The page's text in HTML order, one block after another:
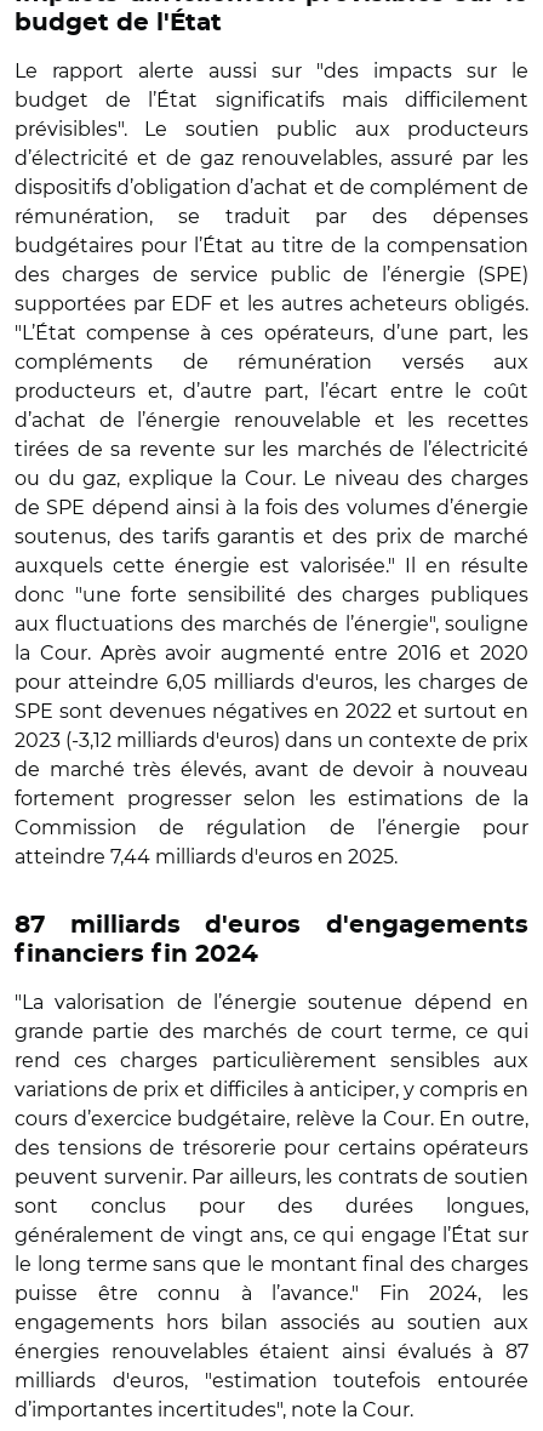
budget de l'État
Le rapport alerte aussi sur "des impacts sur le
budget de l’État significatifs mais difficilement
prévisibles". Le soutien public aux producteurs
d’électricité et de gaz renouvelables, assuré par les
dispositifs d’obligation d’achat et de complément de
rémunération, se traduit par des dépenses
budgétaires pour l’État au titre de la compensation
des charges de service public de l’énergie (SPE)
supportées par EDF et les autres acheteurs obligés.
"L’État compense à ces opérateurs, d’une part, les
compléments de rémunération versés aux
producteurs et, d’autre part, l’écart entre le coût
d’achat de l’énergie renouvelable et les recettes
tirées de sa revente sur les marchés de l’électricité
ou du gaz, explique la Cour. Le niveau des charges
de SPE dépend ainsi à la fois des volumes d’énergie
soutenus, des tarifs garantis et des prix de marché
auxquels cette énergie est valorisée." Il en résulte
donc "une forte sensibilité des charges publiques
aux fluctuations des marchés de l’énergie", souligne
la Cour. Après avoir augmenté entre 2016 et 2020
pour atteindre 6,05 milliards d'euros, les charges de
SPE sont devenues négatives en 2022 et surtout en
2023 (-3,12 milliards d'euros) dans un contexte de prix
de marché très élevés, avant de devoir à nouveau
fortement progresser selon les estimations de la
Commission de régulation de l’énergie pour
atteindre 7,44 milliards d'euros en 2025.
87 milliards d'euros d'engagements
financiers fin 2024
"La valorisation de l’énergie soutenue dépend en
grande partie des marchés de court terme, ce qui
rend ces charges particulièrement sensibles aux
variations de prix et difficiles à anticiper, y compris en
cours d’exercice budgétaire, relève la Cour. En outre,
des tensions de trésorerie pour certains opérateurs
peuvent survenir. Par ailleurs, les contrats de soutien
sont conclus pour des durées longues,
généralement de vingt ans, ce qui engage l’État sur
le long terme sans que le montant final des charges
puisse être connu à l’avance." Fin 2024, les
engagements hors bilan associés au soutien aux
énergies renouvelables étaient ainsi évalués à 87
milliards d'euros, "estimation toutefois entourée
d’importantes incertitudes", note la Cour.